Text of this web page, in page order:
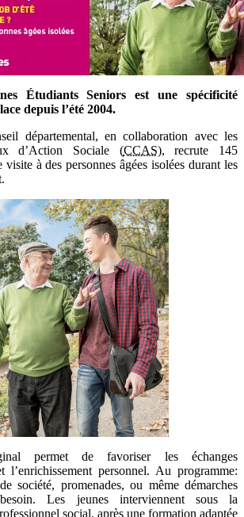
Étudiants Seniors est une spécificité
depuis l’été 2004.
départemental, en collaboration avec les
d’Action Sociale (CCAS), recrute 145
à des personnes âgées isolées durant les
permet de favoriser les échanges
l’enrichissement personnel. Au programme:
société, promenades, ou même démarches
Les jeunes interviennent sous la
social, après une formation adaptée